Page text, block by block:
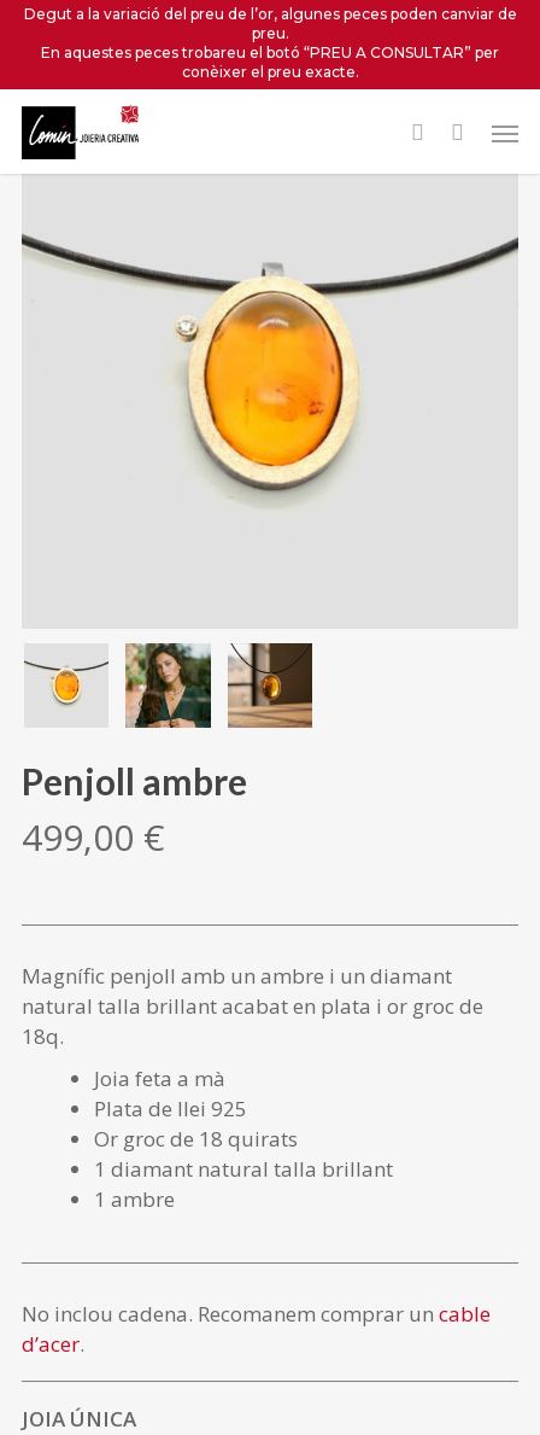
Skip
content
Degut a la variació del preu de l’or, algunes peces poden canviar de
preu.
En aquestes peces trobareu el botó “PREU A CONSULTAR” per
conèixer el preu exacte.
Penjoll ambre
499,00 €
Magnífic penjoll amb un ambre i un diamant
natural talla brillant acabat en plata i or groc de
18q.
Joia feta a mà
Plata de llei 925
Or groc de 18 quirats
1 diamant natural talla brillant
1 ambre
No inclou cadena. Recomanem comprar un cable
d’acer.
JOIA ÚNICA